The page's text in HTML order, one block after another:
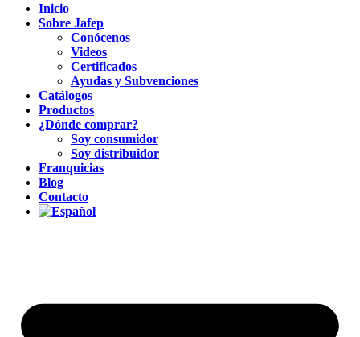
Inicio
Sobre Jafep
Conócenos
Videos
Certificados
Ayudas y Subvenciones
Catálogos
Productos
¿Dónde comprar?
Soy consumidor
Soy distribuidor
Franquicias
Blog
Contacto